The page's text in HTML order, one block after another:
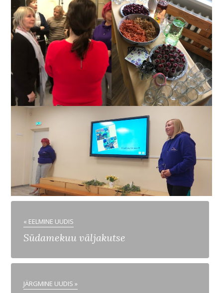
« EELMINE UUDIS
Südamekuu väljakutse
JÄRGMINE UUDIS »